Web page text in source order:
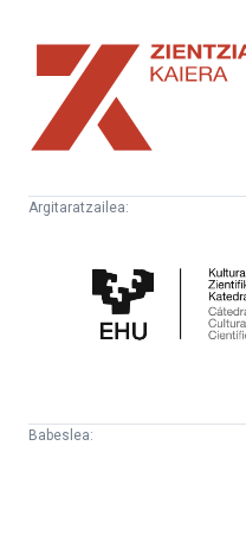
Zientzia
Kaiera
Argitaratzailea:
Zientifikoko
Katedra
Babeslea: